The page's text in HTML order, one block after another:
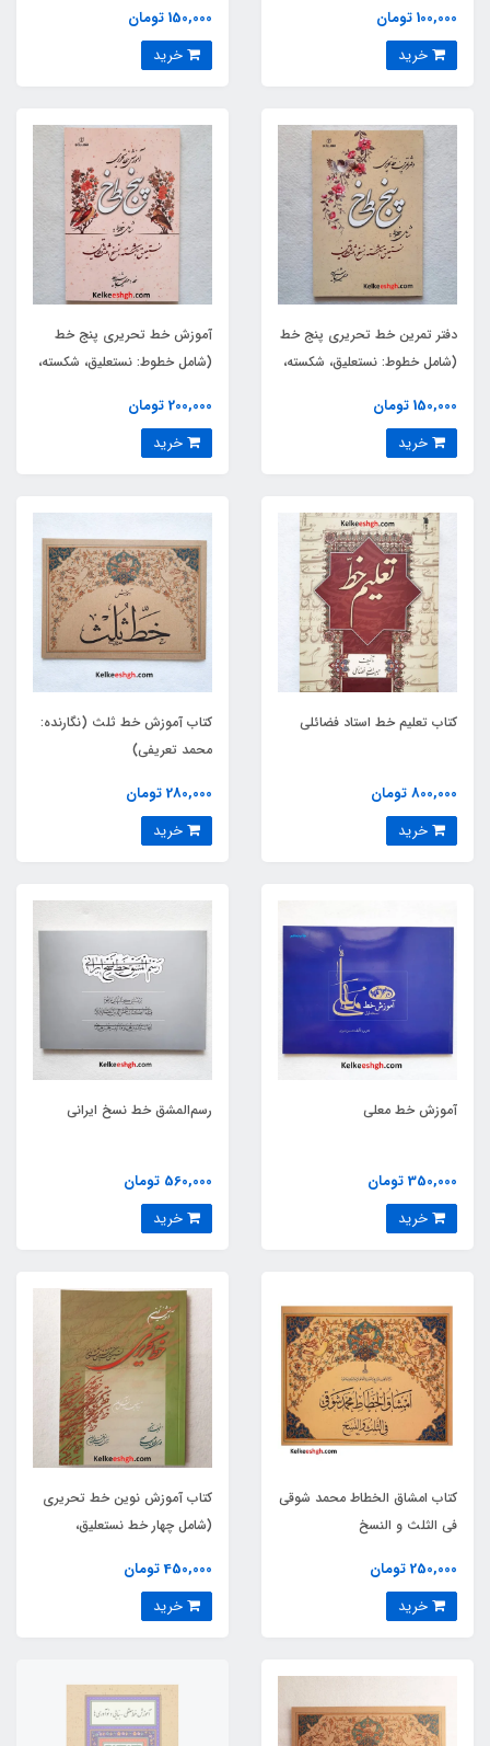
100,000 تومان
150,000 تومان
دفتر تمرین خط تحریری پنج خط
(شامل خطوط: نستعلیق، شکسته،
150,000 تومان
آموزش خط تحریری پنج خط
(شامل خطوط: نستعلیق، شکسته،
200,000 تومان
کتاب تعلیم خط استاد فضائلی
800,000 تومان
کتاب آموزش خط ثلث (نگارنده:
محمد تعریفی)
280,000 تومان
آموزش خط معلی
350,000 تومان
رسم‌المشق خط نسخ ایرانی
560,000 تومان
کتاب امشاق الخطاط محمد شوقی
فی الثلث و النسخ
250,000 تومان
کتاب آموزش نوین خط تحریری
(شامل چهار خط نستعلیق،
450,000 تومان